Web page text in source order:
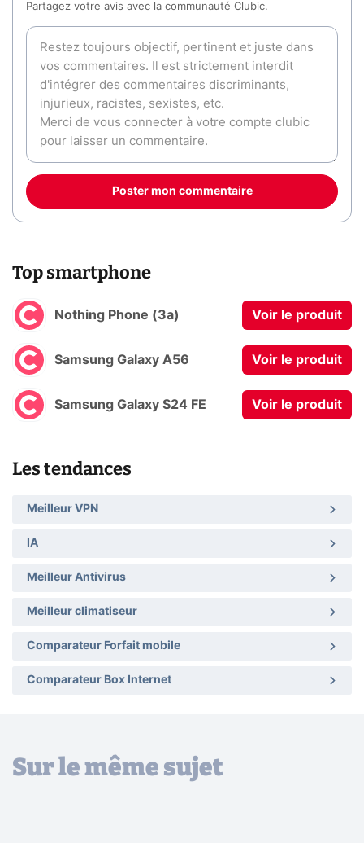
Partagez votre avis avec la communauté Clubic.
Poster mon commentaire
Top smartphone
Nothing Phone (3a) Voir le produit
Samsung Galaxy A56 Voir le produit
Samsung Galaxy S24 FE Voir le produit
Les tendances
Meilleur VPN
IA
Meilleur Antivirus
Meilleur climatiseur
Comparateur Forfait mobile
Comparateur Box Internet
Sur le même sujet